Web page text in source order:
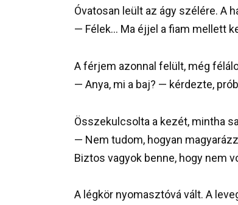
Óvatosan leült az ágy szélére. A
— Félek… Ma éjjel a fiam mellett
A férjem azonnal felült, még
— Anya, mi a baj? — kérdezte,
Összekulcsolta a kezét, mintha
— Nem tudom, hogyan
Biztos vagyok benne, hogy nem
A légkör nyomasztóvá vált. A